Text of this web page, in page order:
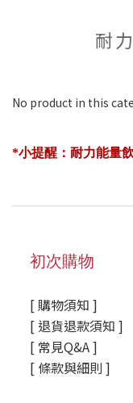
耐
No product in this
*小提醒：耐力能量
初次購物
[ 購物須知 ]
[ 退貨退款須知 ]
[ 常見Q&A ]
[ 條款與細則 ]